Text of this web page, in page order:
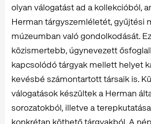
olyan válogatást ad a kollekcióból,
Herman tárgyszemléletét, gyűjtési
múzeumban való gondolkodását.
közismertebb, úgynevezett
kapcsolódó tárgyak mellett helyet
kevésbé számontartott társaik is.
válogatások készültek a Herman
sorozatokból, illetve a